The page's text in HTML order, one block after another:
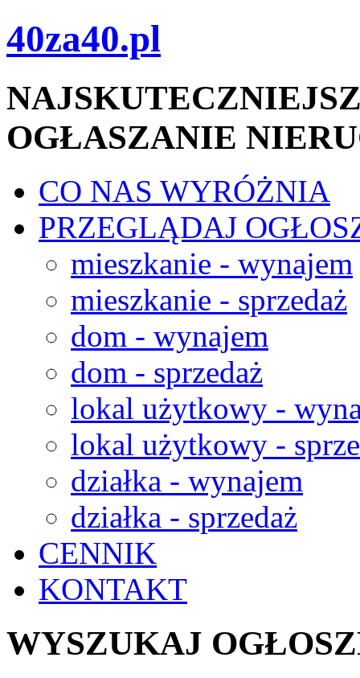
40za40.pl
OGŁASZANIE
CO NAS WYRÓŻNIA
PRZEGLĄDAJ
mieszkanie - wynajem
mieszkanie - sprzedaż
dom - wynajem
dom - sprzedaż
lokal użytkowy -
lokal użytkowy -
działka - wynajem
działka - sprzedaż
CENNIK
KONTAKT
WYSZUKAJ